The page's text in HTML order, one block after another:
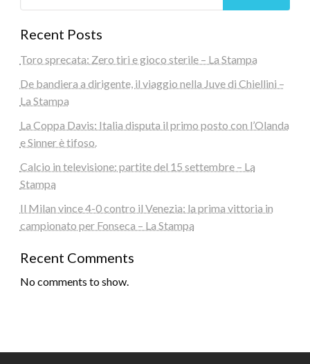
Recent Posts
Toro sprecata: Zero tiri e gioco sterile – La Stampa
De bandiera a dirigente, il viaggio nella Juve di Chiellini –
La Stampa
La Coppa Davis: Italia disputa il primo posto con l’Olanda
e Sinner è tifoso.
Calcio in televisione: partite del 15 settembre – La
Stampa
Il Milan vince 4-0 contro il Venezia: la prima vittoria in
campionato per Fonseca – La Stampa
Recent Comments
No comments to show.